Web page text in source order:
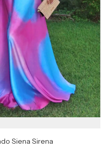
Siena Sirena